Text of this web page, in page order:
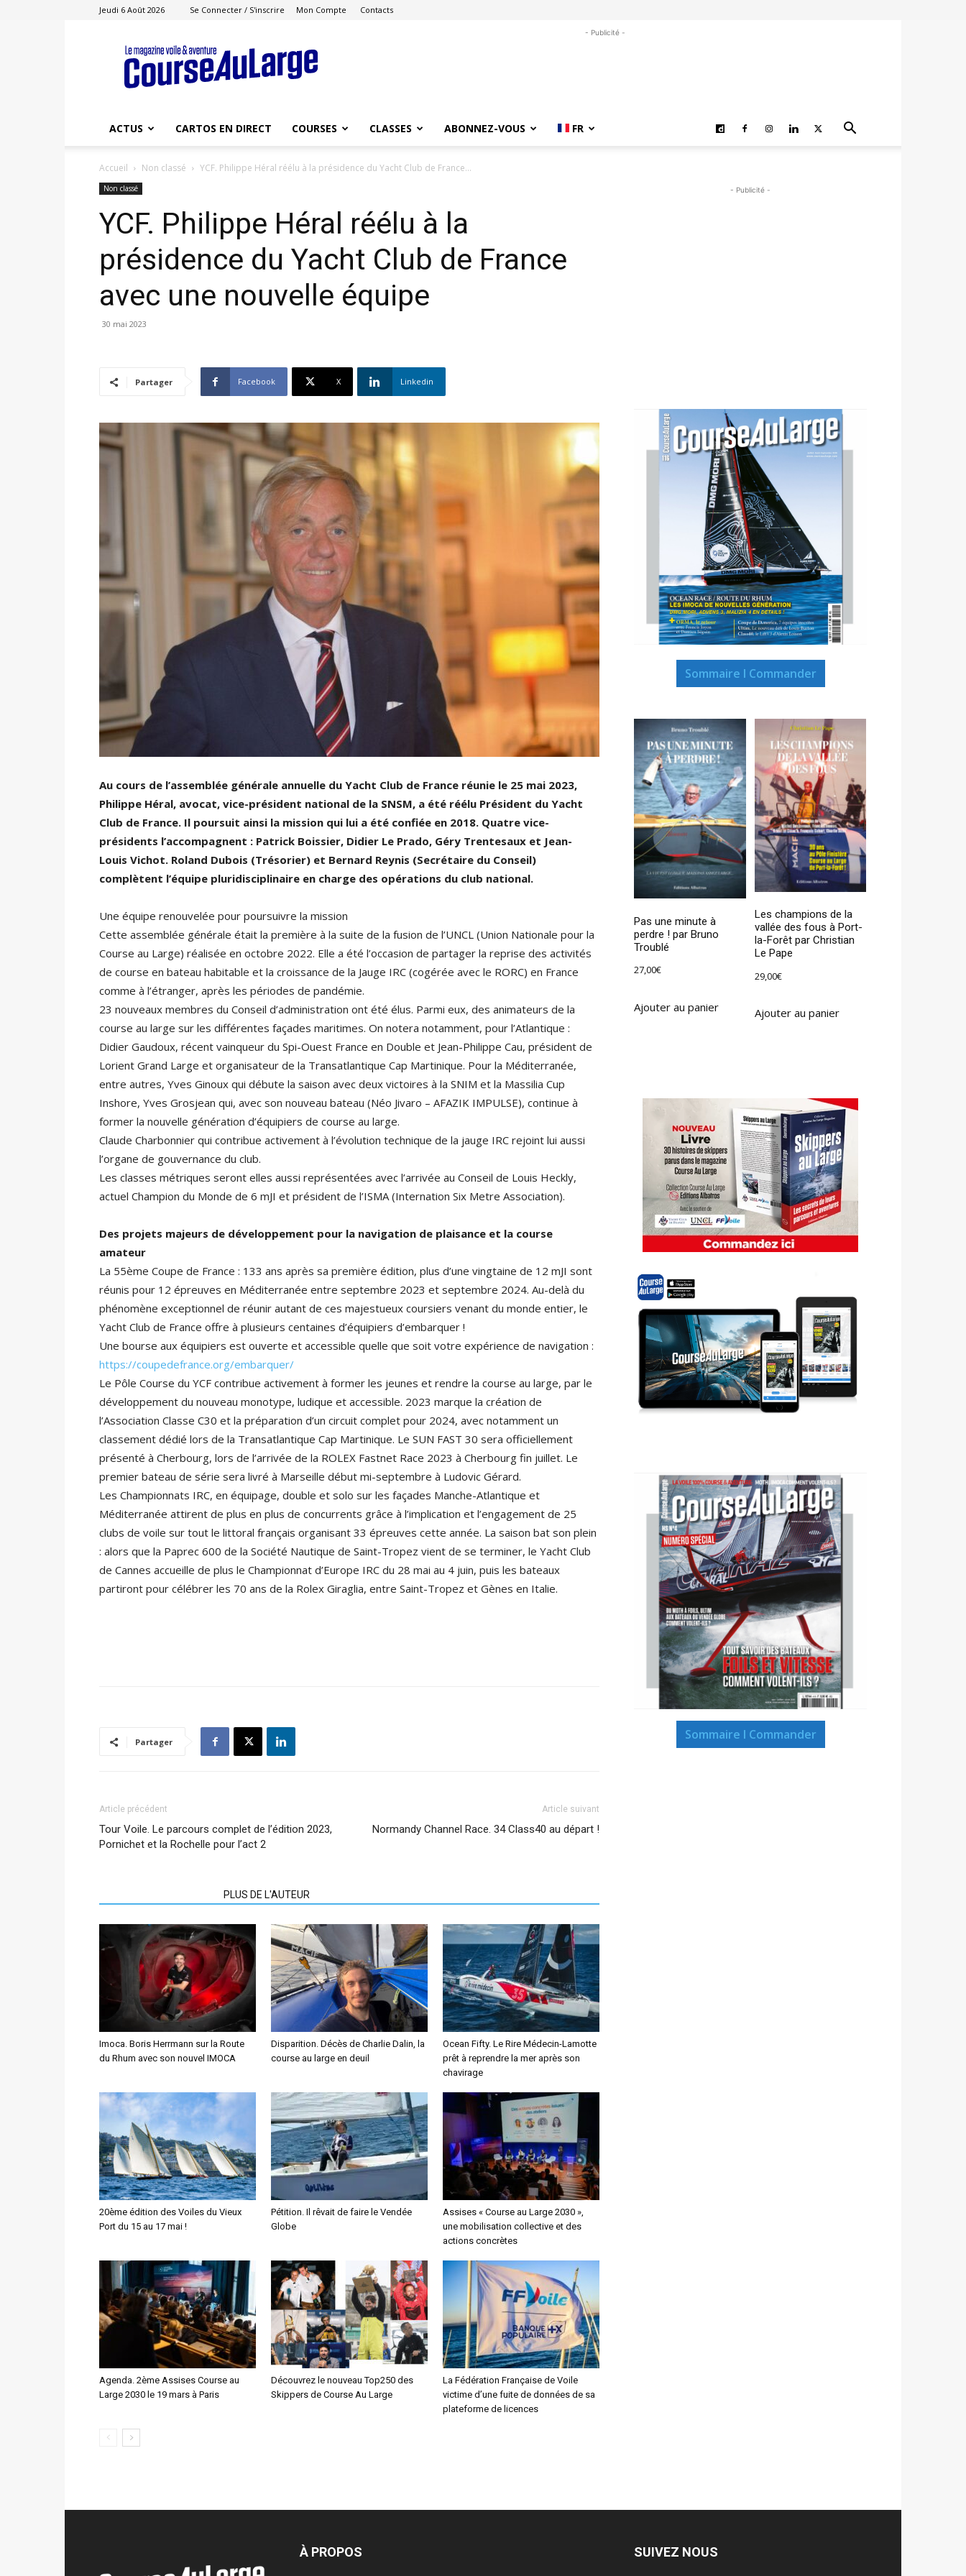
Jeudi 6 Août 2026 Se Connecter / S'inscrire Mon Compte Contacts
Course
au
Large
- Publicité -
ACTUS CARTOS EN DIRECT COURSES CLASSES ABONNEZ-VOUS FR
Accueil Non classé YCF. Philippe Héral réélu à la présidence du Yacht Club de France...
Non classé
YCF. Philippe Héral réélu à la
présidence du Yacht Club de France
avec une nouvelle équipe
30 mai 2023
Partager Facebook X Linkedin
Au cours de l’assemblée générale annuelle du Yacht Club de France réunie le 25 mai 2023,
Philippe Héral, avocat, vice-président national de la SNSM, a été réélu Président du Yacht
Club de France. Il poursuit ainsi la mission qui lui a été confiée en 2018. Quatre vice-
présidents l’accompagnent : Patrick Boissier, Didier Le Prado, Géry Trentesaux et Jean-
Louis Vichot. Roland Dubois (Trésorier) et Bernard Reynis (Secrétaire du Conseil)
complètent l’équipe pluridisciplinaire en charge des opérations du club national.
Une équipe renouvelée pour poursuivre la mission
Cette assemblée générale était la première à la suite de la fusion de l’UNCL (Union Nationale pour la
Course au Large) réalisée en octobre 2022. Elle a été l’occasion de partager la reprise des activités
de course en bateau habitable et la croissance de la Jauge IRC (cogérée avec le RORC) en France
comme à l’étranger, après les périodes de pandémie.
23 nouveaux membres du Conseil d’administration ont été élus. Parmi eux, des animateurs de la
course au large sur les différentes façades maritimes. On notera notamment, pour l’Atlantique :
Didier Gaudoux, récent vainqueur du Spi-Ouest France en Double et Jean-Philippe Cau, président de
Lorient Grand Large et organisateur de la Transatlantique Cap Martinique. Pour la Méditerranée,
entre autres, Yves Ginoux qui débute la saison avec deux victoires à la SNIM et la Massilia Cup
Inshore, Yves Grosjean qui, avec son nouveau bateau (Néo Jivaro – AFAZIK IMPULSE), continue à
former la nouvelle génération d’équipiers de course au large.
Claude Charbonnier qui contribue activement à l’évolution technique de la jauge IRC rejoint lui aussi
l’organe de gouvernance du club.
Les classes métriques seront elles aussi représentées avec l’arrivée au Conseil de Louis Heckly,
actuel Champion du Monde de 6 mJI et président de l’ISMA (Internation Six Metre Association).
Des projets majeurs de développement pour la navigation de plaisance et la course
amateur
La 55ème Coupe de France : 133 ans après sa première édition, plus d’une vingtaine de 12 mJI sont
réunis pour 12 épreuves en Méditerranée entre septembre 2023 et septembre 2024. Au-delà du
phénomène exceptionnel de réunir autant de ces majestueux coursiers venant du monde entier, le
Yacht Club de France offre à plusieurs centaines d’équipiers d’embarquer !
Une bourse aux équipiers est ouverte et accessible quelle que soit votre expérience de navigation :
https://coupedefrance.org/embarquer/
Le Pôle Course du YCF contribue activement à former les jeunes et rendre la course au large, par le
développement du nouveau monotype, ludique et accessible. 2023 marque la création de
l’Association Classe C30 et la préparation d’un circuit complet pour 2024, avec notamment un
classement dédié lors de la Transatlantique Cap Martinique. Le SUN FAST 30 sera officiellement
présenté à Cherbourg, lors de l’arrivée de la ROLEX Fastnet Race 2023 à Cherbourg fin juillet. Le
premier bateau de série sera livré à Marseille début mi-septembre à Ludovic Gérard.
Les Championnats IRC, en équipage, double et solo sur les façades Manche-Atlantique et
Méditerranée attirent de plus en plus de concurrents grâce à l’implication et l’engagement de 25
clubs de voile sur tout le littoral français organisant 33 épreuves cette année. La saison bat son plein
: alors que la Paprec 600 de la Société Nautique de Saint-Tropez vient de se terminer, le Yacht Club
de Cannes accueille de plus le Championnat d’Europe IRC du 28 mai au 4 juin, puis les bateaux
partiront pour célébrer les 70 ans de la Rolex Giraglia, entre Saint-Tropez et Gènes en Italie.
Partager
Article précédent
Tour Voile. Le parcours complet de l’édition 2023,
Pornichet et la Rochelle pour l’act 2
Article suivant
Normandy Channel Race. 34 Class40 au départ !
PLUS DE L'AUTEUR
Imoca. Boris Herrmann sur la Route
du Rhum avec son nouvel IMOCA
Disparition. Décès de Charlie Dalin, la
course au large en deuil
Ocean Fifty. Le Rire Médecin-Lamotte
prêt à reprendre la mer après son
chavirage
20ème édition des Voiles du Vieux
Port du 15 au 17 mai !
Pétition. Il rêvait de faire le Vendée
Globe
Assises « Course au Large 2030 »,
une mobilisation collective et des
actions concrètes
Agenda. 2ème Assises Course au
Large 2030 le 19 mars à Paris
Découvrez le nouveau Top250 des
Skippers de Course Au Large
La Fédération Française de Voile
victime d’une fuite de données de sa
plateforme de licences
- Publicité -
Sommaire I Commander
Pas une minute à
perdre ! par Bruno
Troublé
27,00€
Ajouter au panier
Les champions de la
vallée des fous à Port-
la-Forêt par Christian
Le Pape
29,00€
Ajouter au panier
Sommaire I Commander
À PROPOS SUIVEZ NOUS